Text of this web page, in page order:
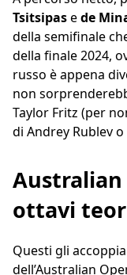
Tsitsipasede
della semifinale
della finale 2024,
russo è appena
non
Taylor Fritz (per
di Andrey Rublev o
Australian
ottavi
Questi gli
dell’Australian